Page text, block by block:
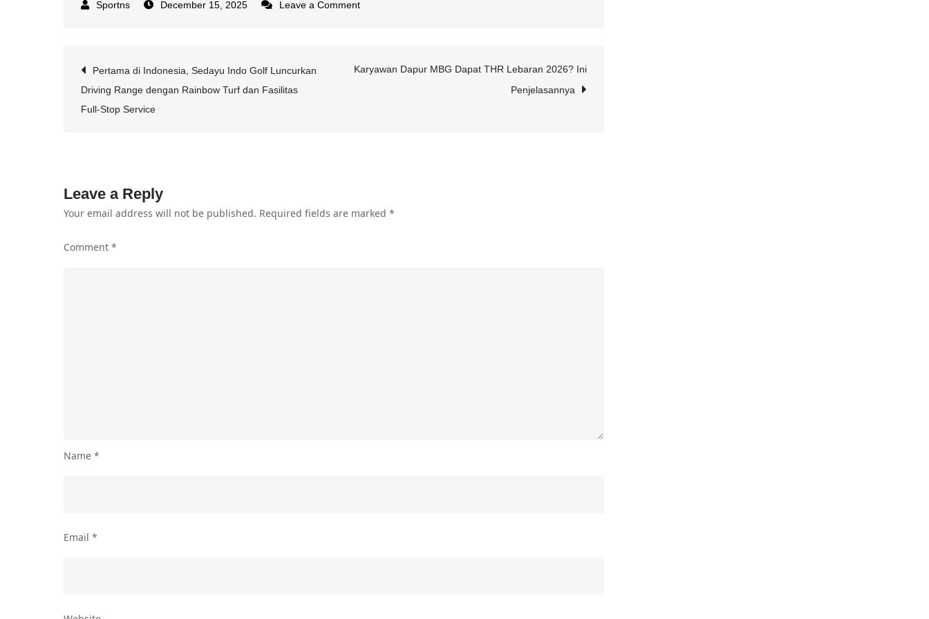
December 15, 2025 Leave a Commenton
Bondi:
Post
navigation
Pertama di Indonesia, Sedayu Indo Golf Luncurkan
Driving Range dengan Rainbow Turf dan Fasilitas
Full-Stop Service
Karyawan Dapur MBG Dapat THR Lebaran 2026? Ini
Penjelasannya
Leave a Reply
Your email address will not be published. Required fields are marked *
Comment *
Name *
Email *